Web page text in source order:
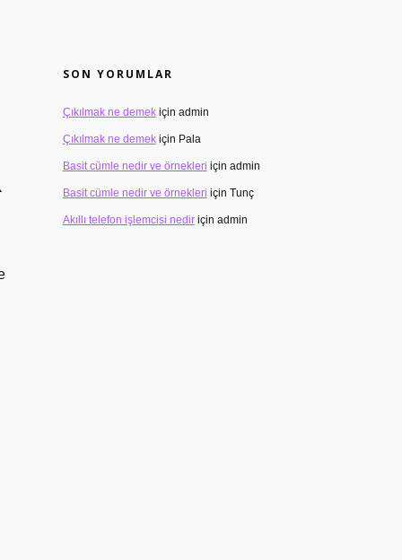
SON YORUMLAR
Çıkılmak ne demekiçin admin
Çıkılmak ne demekiçin Pala
Basit cümle nedir ve örnekleri için admin
Basit cümle nedir ve örnekleri için Tunç
Akıllı telefon işlemcisi nediriçin admin